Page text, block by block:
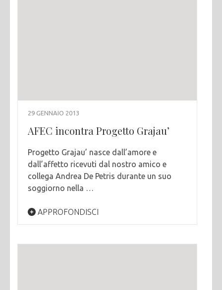
29 GENNAIO 2013
AFEC incontra Progetto Grajau’
Progetto Grajau’ nasce dall’amore e
dall’affetto ricevuti dal nostro amico e
collega Andrea De Petris durante un suo
soggiorno nella …
APPROFONDISCI